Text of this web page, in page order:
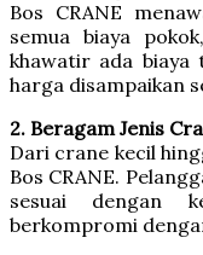
Bos CRANE
semua biaya
khawatir ada biaya
harga disampaikan
2. Beragam Jenis
Dari crane kecil
Bos CRANE.
sesuai dengan
berkompromi